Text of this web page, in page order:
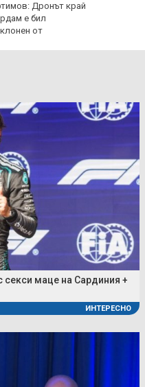
Дронът край
е бил
от
маце на Сардиния +
ИНТЕРЕСНО